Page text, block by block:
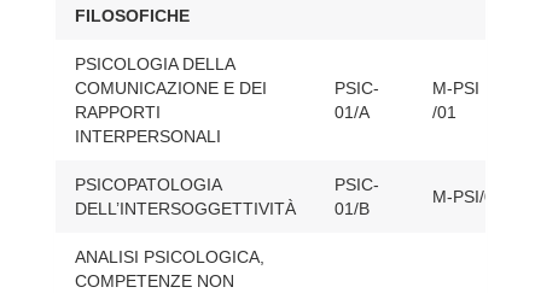
FILOSOFICHE
PSICOLOGIA DELLA
COMUNICAZIONE E DEI
RAPPORTI
INTERPERSONALI
PSIC-
01/A
M-PSI
/01
PSICOPATOLOGIA
DELL’INTERSOGGETTIVITÀ
PSIC-
01/B
M-PSI/02
ANALISI PSICOLOGICA,
COMPETENZE NON